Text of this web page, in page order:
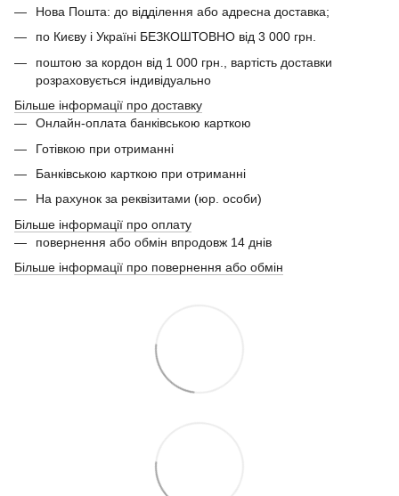
Нова Пошта: до відділення або адресна доставка;
по Києву і Україні БЕЗКОШТОВНО від 3 000 грн.
поштою за кордон від 1 000 грн., вартість доставки
розраховується індивідуально
Більше інформації про доставку
Онлайн-оплата банківською карткою
Готівкою при отриманні
Банківською карткою при отриманні
На рахунок за реквізитами (юр. особи)
Більше інформації про оплату
повернення або обмін впродовж 14 днів
Більше інформації про повернення або обмін